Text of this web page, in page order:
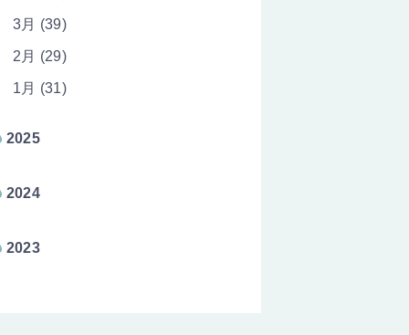
3月 (39)
2月 (29)
1月 (31)
2025
2024
2023